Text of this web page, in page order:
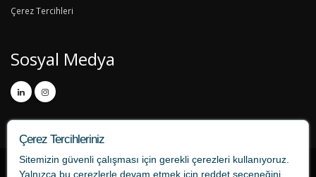
Çerez Tercihleri
Sosyal Medya
Çerez Tercihleriniz
Sitemizin güvenli çalışması için gerekli çerezleri kullanıyoruz.
Yalnızca bu çerezlerle devam etmek için reddet seçeneğini